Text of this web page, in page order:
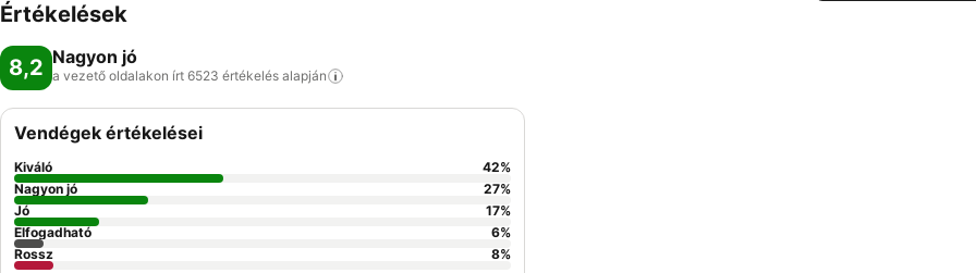
Értékelések
8,2 Nagyon jó
a vezető oldalakon írt 6523 értékelés alapján
Vendégek értékelései
Kiváló 42%
Nagyon jó
27%
Jó
17%
Elfogadható
6%
Rossz
8%